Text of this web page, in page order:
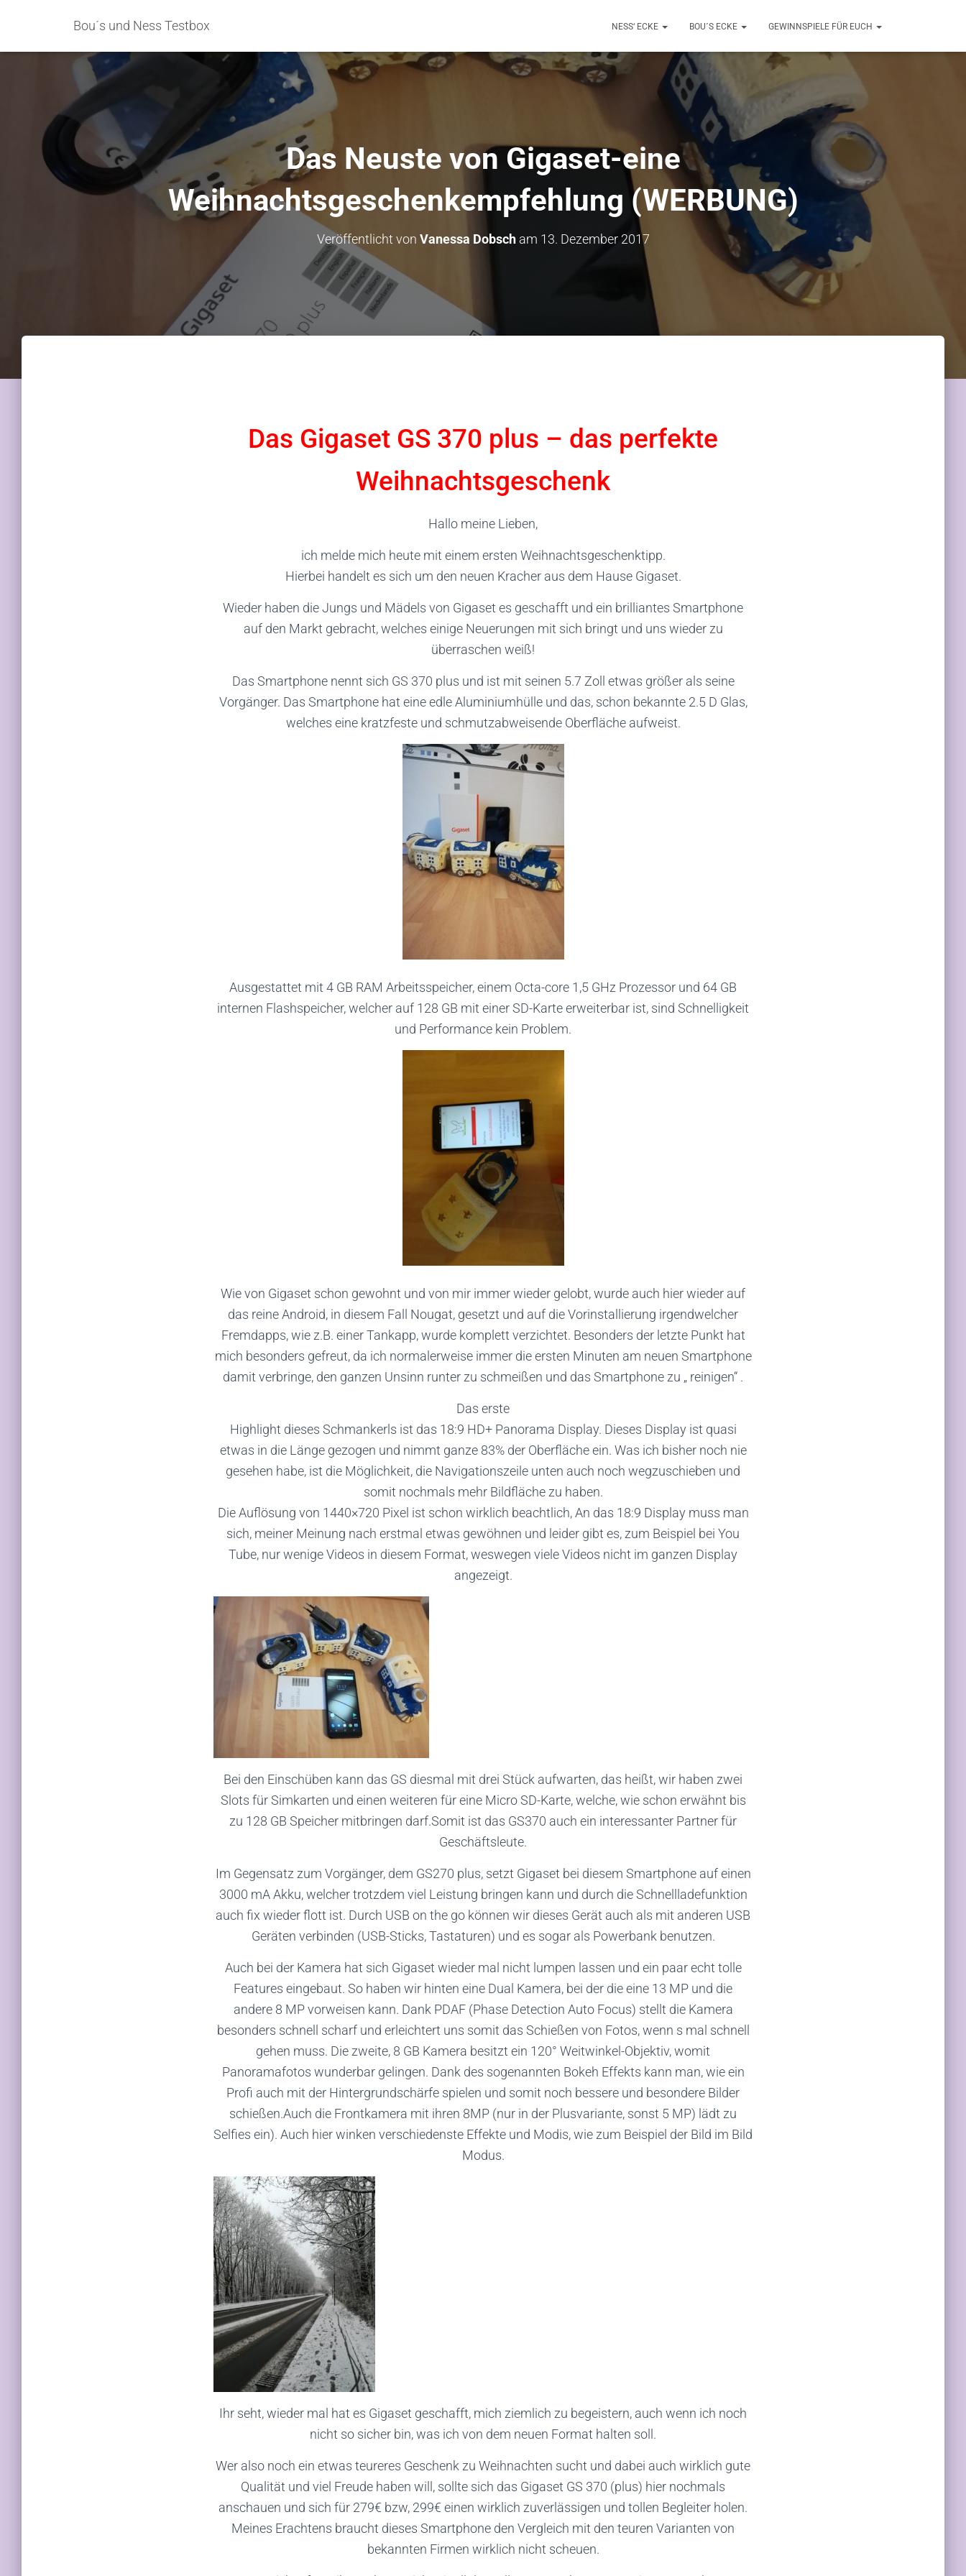
Bou´s und Ness Testbox NESS‘ ECKE BOU´S ECKE GEWINNSPIELE FÜR EUCH
Das Neuste von Gigaset-eine
Weihnachtsgeschenkempfehlung (WERBUNG)
Veröffentlicht von Vanessa Dobscham 13. Dezember 2017
Das Gigaset GS 370 plus – das perfekte
Weihnachtsgeschenk
Hallo meine Lieben,
ich melde mich heute mit einem ersten Weihnachtsgeschenktipp.
Hierbei handelt es sich um den neuen Kracher aus dem Hause Gigaset.
Wieder haben die Jungs und Mädels von Gigaset es geschafft und ein brilliantes Smartphone
auf den Markt gebracht, welches einige Neuerungen mit sich bringt und uns wieder zu
überraschen weiß!
Das Smartphone nennt sich GS 370 plus und ist mit seinen 5.7 Zoll etwas größer als seine
Vorgänger. Das Smartphone hat eine edle Aluminiumhülle und das, schon bekannte 2.5 D Glas,
welches eine kratzfeste und schmutzabweisende Oberfläche aufweist.
Ausgestattet mit 4 GB RAM Arbeitsspeicher, einem Octa-core 1,5 GHz Prozessor und 64 GB
internen Flashspeicher, welcher auf 128 GB mit einer SD-Karte erweiterbar ist, sind Schnelligkeit
und Performance kein Problem.
Wie von Gigaset schon gewohnt und von mir immer wieder gelobt, wurde auch hier wieder auf
das reine Android, in diesem Fall Nougat, gesetzt und auf die Vorinstallierung irgendwelcher
Fremdapps, wie z.B. einer Tankapp, wurde komplett verzichtet. Besonders der letzte Punkt hat
mich besonders gefreut, da ich normalerweise immer die ersten Minuten am neuen Smartphone
damit verbringe, den ganzen Unsinn runter zu schmeißen und das Smartphone zu „ reinigen“ .
Das erste
Highlight dieses Schmankerls ist das 18:9 HD+ Panorama Display. Dieses Display ist quasi
etwas in die Länge gezogen und nimmt ganze 83% der Oberfläche ein. Was ich bisher noch nie
gesehen habe, ist die Möglichkeit, die Navigationszeile unten auch noch wegzuschieben und
somit nochmals mehr Bildfläche zu haben.
Die Auflösung von 1440×720 Pixel ist schon wirklich beachtlich, An das 18:9 Display muss man
sich, meiner Meinung nach erstmal etwas gewöhnen und leider gibt es, zum Beispiel bei You
Tube, nur wenige Videos in diesem Format, weswegen viele Videos nicht im ganzen Display
angezeigt.
Bei den Einschüben kann das GS diesmal mit drei Stück aufwarten, das heißt, wir haben zwei
Slots für Simkarten und einen weiteren für eine Micro SD-Karte, welche, wie schon erwähnt bis
zu 128 GB Speicher mitbringen darf.Somit ist das GS370 auch ein interessanter Partner für
Geschäftsleute.
Im Gegensatz zum Vorgänger, dem GS270 plus, setzt Gigaset bei diesem Smartphone auf einen
3000 mA Akku, welcher trotzdem viel Leistung bringen kann und durch die Schnellladefunktion
auch fix wieder flott ist. Durch USB on the go können wir dieses Gerät auch als mit anderen USB
Geräten verbinden (USB-Sticks, Tastaturen) und es sogar als Powerbank benutzen.
Auch bei der Kamera hat sich Gigaset wieder mal nicht lumpen lassen und ein paar echt tolle
Features eingebaut. So haben wir hinten eine Dual Kamera, bei der die eine 13 MP und die
andere 8 MP vorweisen kann. Dank PDAF (Phase Detection Auto Focus) stellt die Kamera
besonders schnell scharf und erleichtert uns somit das Schießen von Fotos, wenn s mal schnell
gehen muss. Die zweite, 8 GB Kamera besitzt ein 120° Weitwinkel-Objektiv, womit
Panoramafotos wunderbar gelingen. Dank des sogenannten Bokeh Effekts kann man, wie ein
Profi auch mit der Hintergrundschärfe spielen und somit noch bessere und besondere Bilder
schießen.Auch die Frontkamera mit ihren 8MP (nur in der Plusvariante, sonst 5 MP) lädt zu
Selfies ein). Auch hier winken verschiedenste Effekte und Modis, wie zum Beispiel der Bild im Bild
Modus.
Ihr seht, wieder mal hat es Gigaset geschafft, mich ziemlich zu begeistern, auch wenn ich noch
nicht so sicher bin, was ich von dem neuen Format halten soll.
Wer also noch ein etwas teureres Geschenk zu Weihnachten sucht und dabei auch wirklich gute
Qualität und viel Freude haben will, sollte sich das Gigaset GS 370 (plus) hier nochmals
anschauen und sich für 279€ bzw, 299€ einen wirklich zuverlässigen und tollen Begleiter holen.
Meines Erachtens braucht dieses Smartphone den Vergleich mit den teuren Varianten von
bekannten Firmen wirklich nicht scheuen.